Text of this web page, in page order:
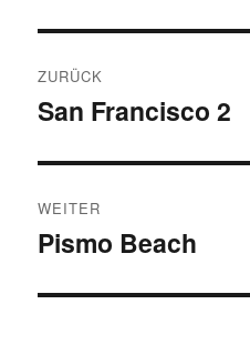
ZURÜCK
Vorheriger
San Francisco 2
WEITER
Nächster
Pismo Beach